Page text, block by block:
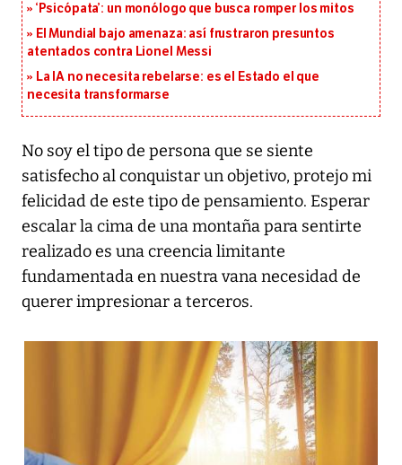
‘Psicópata’: un monólogo que busca romper los mitos
El Mundial bajo amenaza: así frustraron presuntos
atentados contra Lionel Messi
La IA no necesita rebelarse: es el Estado el que
necesita transformarse
No soy el tipo de persona que se siente
satisfecho al conquistar un objetivo, protejo mi
felicidad de este tipo de pensamiento. Esperar
escalar la cima de una montaña para sentirte
realizado es una creencia limitante
fundamentada en nuestra vana necesidad de
querer impresionar a terceros.